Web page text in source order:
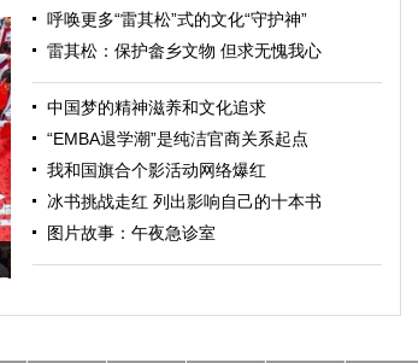
呼唤更多“雷其松”式的文化“守护神”
雷其松：保护畲乡文物 但求无愧我心
中国梦的精神滋养和文化追求
“EMBA退学潮”是纯洁官商关系起点
我和国旗合个影活动网络爆红
冰书挑战走红 列出影响自己的十本书
图片故事：午夜急诊室